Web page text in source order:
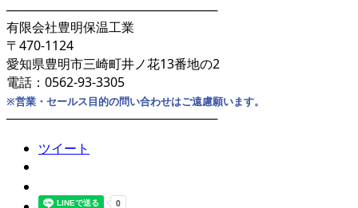
────────────────────────
有限会社豊明保温工業
〒470-1124
愛知県豊明市三崎町井ノ花13番地の2
電話：0562-93-3305
※営業・セールス目的の問い合わせはご遠慮願います。
────────────────────────
ツイート